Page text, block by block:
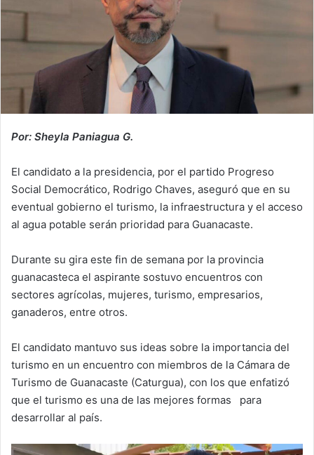
Por: Sheyla Paniagua G.
El candidato a la presidencia, por el partido Progreso
Social Democrático, Rodrigo Chaves, aseguró que en su
eventual gobierno el turismo, la infraestructura y el acceso
al agua potable serán prioridad para Guanacaste.
Durante su gira este fin de semana por la provincia
guanacasteca el aspirante sostuvo encuentros con
sectores agrícolas, mujeres, turismo, empresarios,
ganaderos, entre otros.
El candidato mantuvo sus ideas sobre la importancia del
turismo en un encuentro con miembros de la Cámara de
Turismo de Guanacaste (Caturgua), con los que enfatizó
que el turismo es una de las mejores formas para
desarrollar al país.